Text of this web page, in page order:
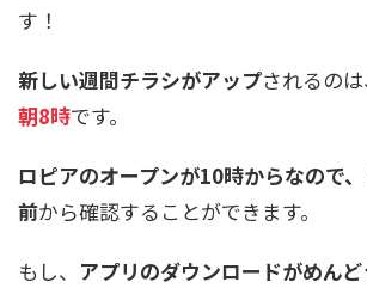
す！
新しい週間チラシがアップされるのは
朝8時です。
ロピアのオープンが10時からなので
前から確認することができます。
もし、 アプリのダウンロードがめん